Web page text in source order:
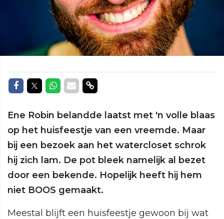
Delen op Facebook
Delen op Twitter
Delen op Whatsapp
Delen via Mail
Delen via link
Ene Robin belandde laatst met 'n volle blaas
op het huisfeestje van een vreemde. Maar
bij een bezoek aan het watercloset schrok
hij zich lam. De pot bleek namelijk al bezet
door een bekende. Hopelijk heeft hij hem
niet BOOS gemaakt.
Meestal blijft een huisfeestje gewoon bij wat